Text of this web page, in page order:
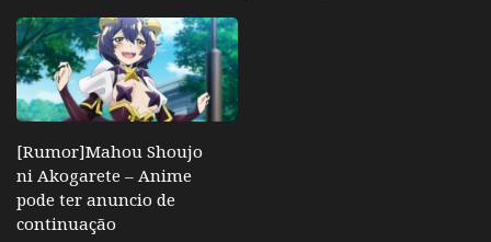
[Rumor]Mahou Shoujo
ni Akogarete – Anime
pode ter anuncio de
continuação